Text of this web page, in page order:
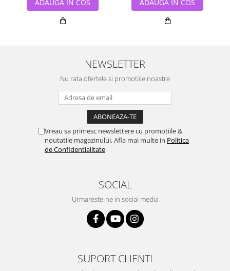
ADAUGA IN COS ADAUGA IN COS
NEWSLETTER
Nu rata ofertele si promotiile noastre
Vreau sa primesc newslettere cu promotiile &
noutatile magazinului. Afla mai multe in Politica
de Confidentialitate
SOCIAL
Urmareste-ne in social media
SUPORT CLIENTI